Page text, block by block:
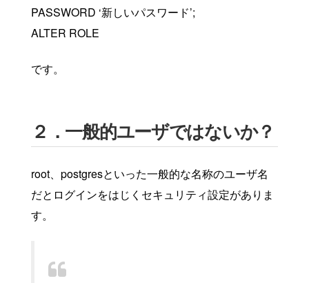
PASSWORD ‘新しいパスワード’;
ALTER ROLE
です。
２．一般的ユーザではないか？
root、postgresといった一般的な名称のユーザ名
だとログインをはじくセキュリティ設定がありま
す。